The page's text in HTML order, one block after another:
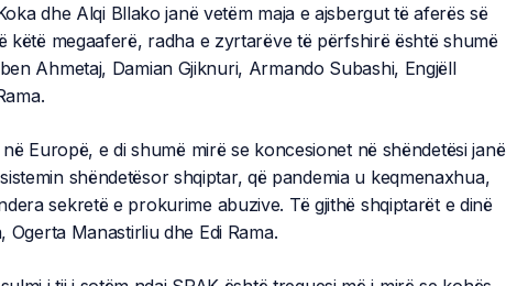
dhe Alqi Bllako janë vetëm maja e ajsbergut të aferës së
këtë megaaferë, radha e zyrtarëve të përfshirë është shumë
Ahmetaj, Damian Gjiknuri, Armando Subashi, Engjëll
Europë, e di shumë mirë se koncesionet në shëndetësi janë
shëndetësor shqiptar, që pandemia u keqmenaxhua,
sekretë e prokurime abuzive. Të gjithë shqiptarët e dinë
Manastirliu dhe Edi Rama.